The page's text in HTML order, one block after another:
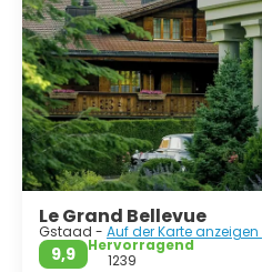
Le Grand Bellevue
Gstaad - Auf der Karte anzeigen
9,9
Hervorragend
1239